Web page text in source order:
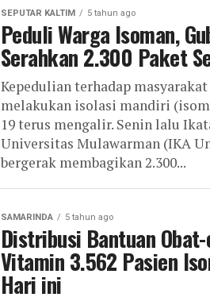
SEPUTAR KALTIM 5 tahun ago
Peduli Warga Isoman,
Serahkan 2.300 Paket
Kepedulian terhadap
melakukan isolasi mandiri
19 terus mengalir. Senin lalu
Universitas Mulawarman (IKA
bergerak membagikan 2.300...
SAMARINDA 5 tahun ago
Distribusi Bantuan
Vitamin 3.562 Pasien
Hari ini